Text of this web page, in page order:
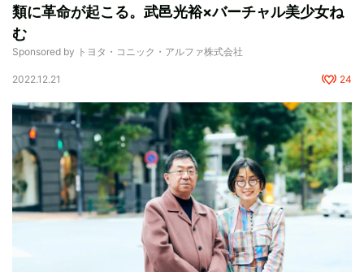
類に革命が起こる。武邑光裕×バーチャル美少女ね
む
Sponsored by トヨタ・コニック・アルファ株式会社
2022.12.21 24